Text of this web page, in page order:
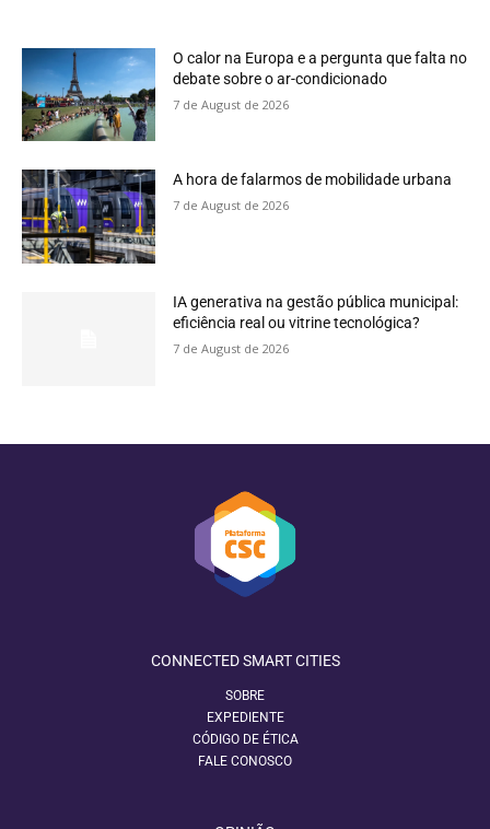
O calor na Europa e a pergunta que falta no
debate sobre o ar-condicionado
7 de August de 2026
A hora de falarmos de mobilidade urbana
7 de August de 2026
IA generativa na gestão pública municipal:
eficiência real ou vitrine tecnológica?
7 de August de 2026
CONNECTED SMART CITIES
SOBRE
EXPEDIENTE
CÓDIGO DE ÉTICA
FALE CONOSCO